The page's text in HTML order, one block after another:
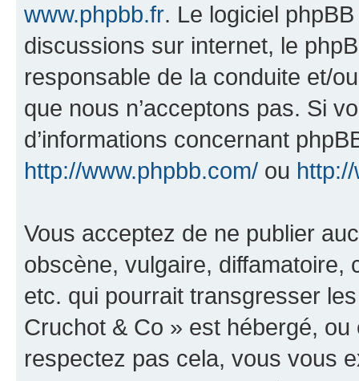
www.phpbb.fr. Le logiciel
discussions sur internet, le
responsable de la conduite et/
que nous n’acceptons pas. Si
d’informations concernant
http://www.phpbb.com/ ou
Vous acceptez de ne publier
obscène, vulgaire, diffamatoire,
etc. qui pourrait transgresser
Cruchot & Co » est hébergé,
respectez pas cela, vous vous